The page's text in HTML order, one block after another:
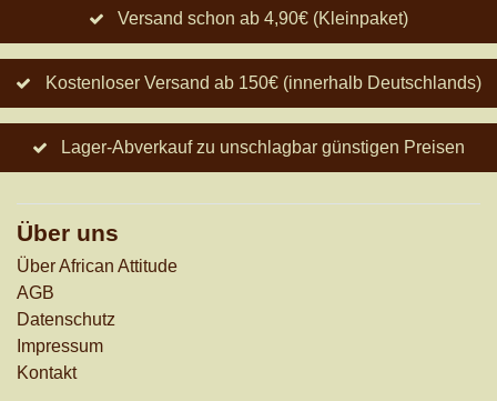
Versand schon ab 4,90€ (Kleinpaket)
Kostenloser Versand ab 150€ (innerhalb Deutschlands)
Lager-Abverkauf zu unschlagbar günstigen Preisen
Über uns
Über African Attitude
AGB
Datenschutz
Impressum
Kontakt